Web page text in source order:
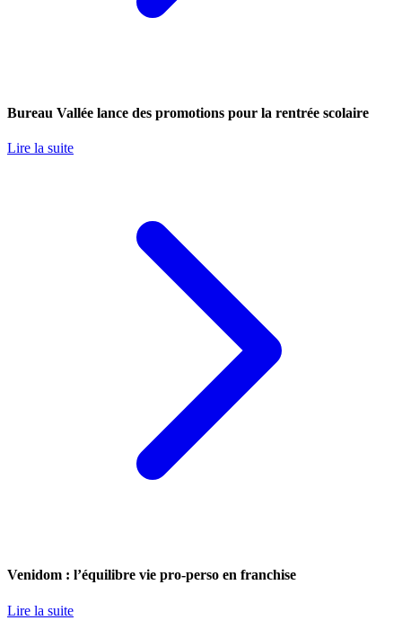
Bureau Vallée lance des promotions pour la rentrée scolaire
Lire la suite
Venidom : l’équilibre vie pro-perso en franchise
Lire la suite